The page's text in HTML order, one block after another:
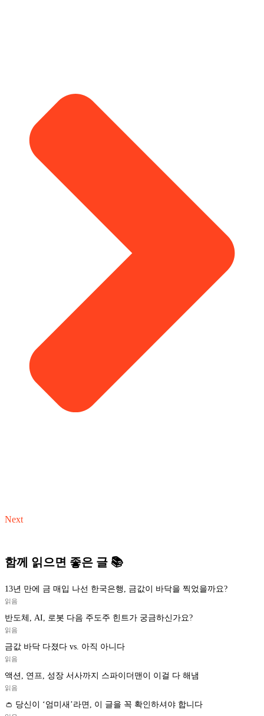
Next
함께 읽으면 좋은 글 📚
13년 만에 금 매입 나선 한국은행, 금값이 바닥을 찍었을까요?
읽음
반도체, AI, 로봇 다음 주도주 힌트가 궁금하신가요?
읽음
금값 바닥 다졌다 vs. 아직 아니다
읽음
액션, 연프, 성장 서사까지 스파이더맨이 이걸 다 해냄
읽음
👛 당신이 ‘엄미새’라면, 이 글을 꼭 확인하셔야 합니다